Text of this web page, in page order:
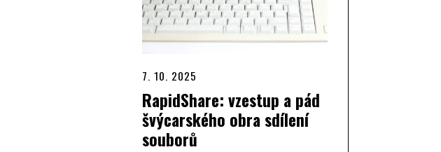
7. 10. 2025
RapidShare: vzestup a pád
švýcarského obra sdílení
souborů